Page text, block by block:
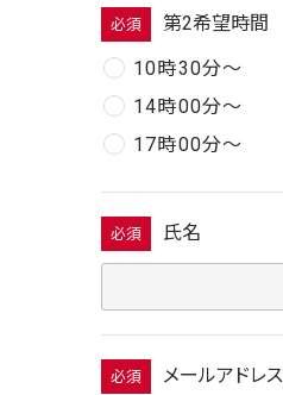
必須
第2希望時間
10時30分〜
14時00分〜
17時00分〜
必須 氏名
必須 メールアドレス